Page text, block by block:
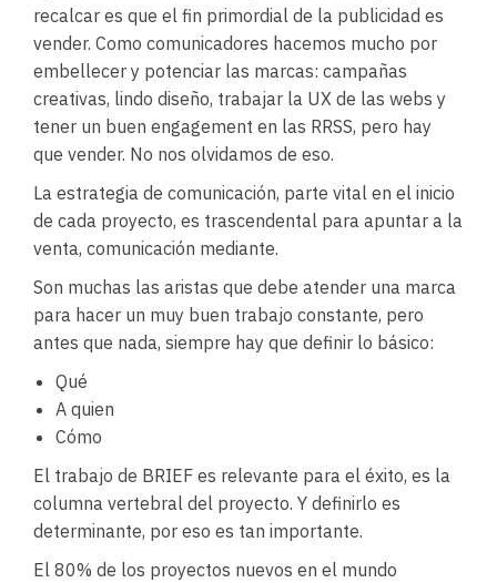
recalcar es que el fin primordial de la publicidad es
vender. Como comunicadores hacemos mucho por
embellecer y potenciar las marcas: campañas
creativas, lindo diseño, trabajar la UX de las webs y
tener un buen engagement en las RRSS, pero hay
que vender. No nos olvidamos de eso.
La estrategia de comunicación, parte vital en el inicio
de cada proyecto, es trascendental para apuntar a la
venta, comunicación mediante.
Son muchas las aristas que debe atender una marca
para hacer un muy buen trabajo constante, pero
antes que nada, siempre hay que definir lo básico:
Qué
A quien
Cómo
El trabajo de BRIEF es relevante para el éxito, es la
columna vertebral del proyecto. Y definirlo es
determinante, por eso es tan importante.
El 80% de los proyectos nuevos en el mundo